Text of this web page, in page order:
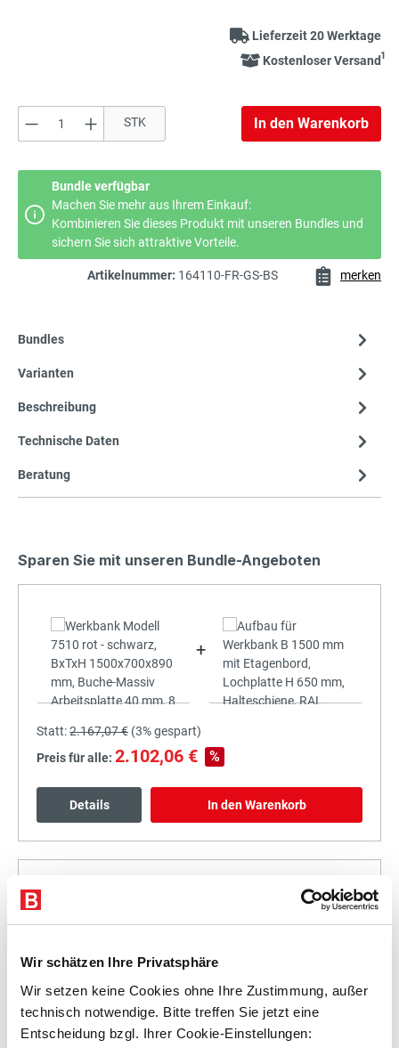
Wir schätzen Ihre Privatsphäre
Wir setzen keine Cookies ohne Ihre Zustimmung, außer
technisch notwendige. Bitte treffen Sie jetzt eine
Entscheidung bzgl. Ihrer Cookie-Einstellungen:
Lieferzeit 20 Werktage
Kostenloser Versand1
Produkt Anzahl: Gib den gewünschten
STK In den Warenkorb
Bundle verfügbar
Machen Sie mehr aus Ihrem Einkauf:
Kombinieren Sie dieses Produkt mit unseren Bundles und
sichern Sie sich attraktive Vorteile.
Artikelnummer: 164110-FR-GS-BS merken
Bundles
Varianten
Beschreibung
Technische Daten
Beratung
Sparen Sie mit unseren Bundle-Angeboten
+
Statt:2.167,07 € (3%gespart)
Preis für alle: 2.102,06 € %
Details In den Warenkorb
+
Statt: 2.329,93 € (3%
gespart)
Preis für alle:2.260,03 € %